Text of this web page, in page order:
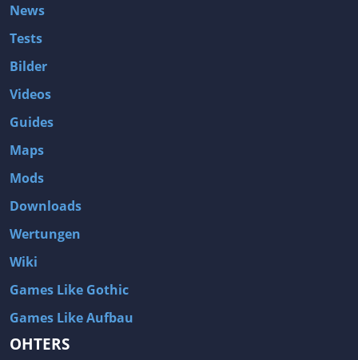
News
Tests
Bilder
Videos
Guides
Maps
Mods
Downloads
Wertungen
Wiki
Games Like Gothic
Games Like Aufbau
OHTERS